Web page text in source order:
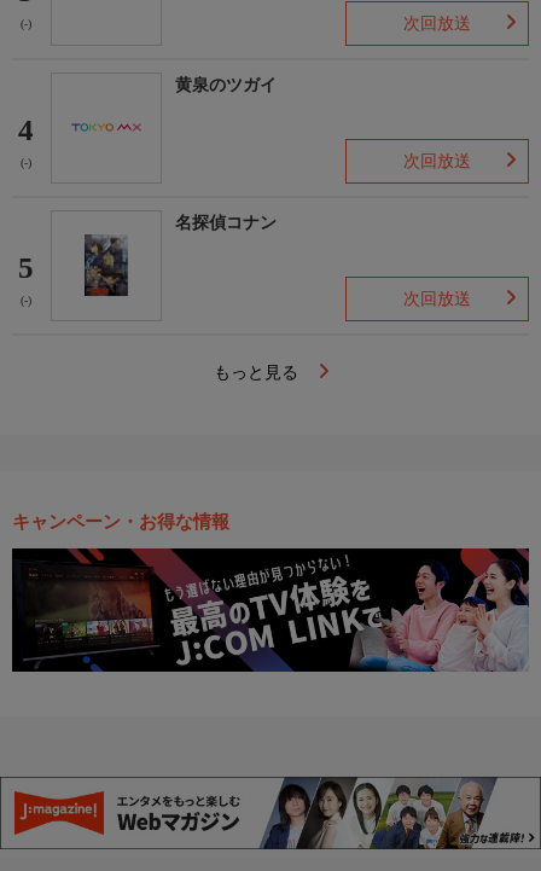
(-) 次回放送
4
(-)
黄泉のツガイ
次回放送
5
(-)
名探偵コナン
次回放送
もっと見る
キャンペーン・お得な情報